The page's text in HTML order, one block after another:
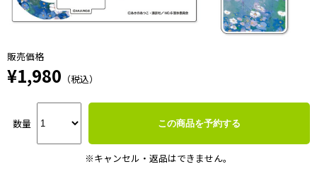
販売価格
¥1,980 （税込）
数量 この商品を予約する
※キャンセル・返品はできません。